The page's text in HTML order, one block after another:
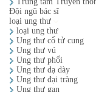
Đội ngũ bác sĩ
loại ung thư
loại ung thư
Ung thư cổ tử cung
Ung thư vú
Ung thư phổi
Ung thư dạ dày
Ung thư đại tràng
Ung thư gan